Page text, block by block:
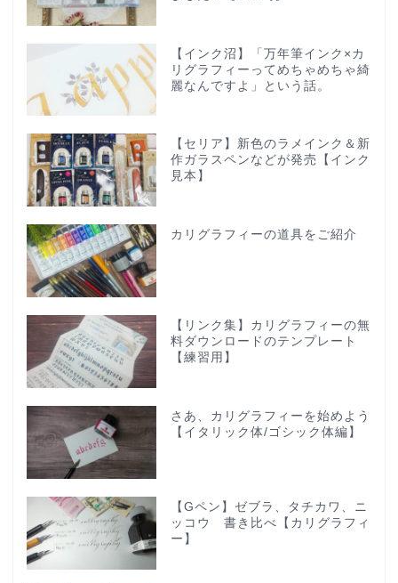
【インク沼】「万年筆インク×カ
リグラフィーってめちゃめちゃ綺
麗なんですよ」という話。
【セリア】新色のラメインク＆新
作ガラスペンなどが発売【インク
見本】
カリグラフィーの道具をご紹介
【リンク集】カリグラフィーの無
料ダウンロードのテンプレート
【練習用】
さあ、カリグラフィーを始めよう
【イタリック体/ゴシック体編】
【Gペン】ゼブラ、タチカワ、ニ
ッコウ 書き比べ【カリグラフィ
ー】